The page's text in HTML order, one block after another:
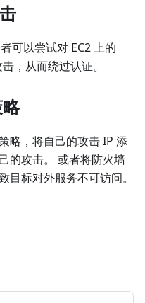
可以尝试对 EC2 上的
，从而绕过认证。
略，将自己的攻击 IP 添
的攻击。 或者将防火墙
标对外服务不可访问。